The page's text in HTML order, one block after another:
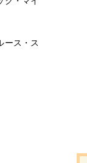
ース・ス